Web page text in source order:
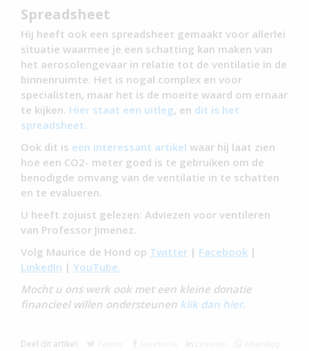
Spreadsheet
Hij heeft ook een spreadsheet gemaakt voor allerlei
situatie waarmee je een schatting kan maken van
het aerosolengevaar in relatie tot de ventilatie in de
binnenruimte. Het is nogal complex en voor
specialisten, maar het is de moeite waard om ernaar
te kijken. Hier staat een uitleg, en dit is het
spreadsheet.
Ook dit is een interessant artikel waar hij laat zien
hoe een CO2- meter goed is te gebruiken om de
benodigde omvang van de ventilatie in te schatten
en te evalueren.
U heeft zojuist gelezen: Adviezen voor ventileren
van Professor Jimenez.
Volg Maurice de Hond op Twitter | Facebook |
LinkedIn | YouTube.
Mocht u ons werk ook met een kleine donatie
financieel willen ondersteunen klik dan hier.
Deel dit artikel: